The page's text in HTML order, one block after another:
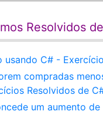
Resolvidos
C# -
compradas
Resolvidos de
um aumento